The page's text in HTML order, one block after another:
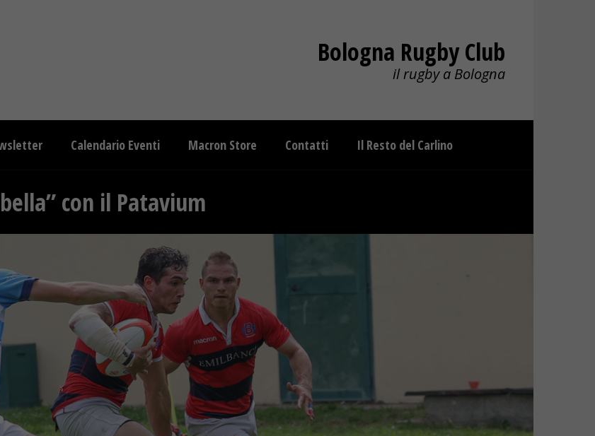
Bologna Rugby Club
il rugby a Bologna
Calendario Eventi Macron Store Contatti Il Resto del Carlino
con il Patavium